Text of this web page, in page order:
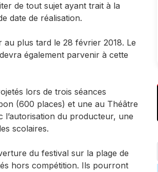
de tout sujet ayant trait à la
date de réalisation.
plus tard le 28 février 2018. Le
également parvenir à cette
lors de trois séances
(600 places) et une au Théâtre
l’autorisation du producteur, une
scolaires.
du festival sur la plage de
hors compétition. Ils pourront